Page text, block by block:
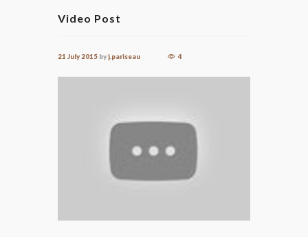
Video Post
21 July 2015 byj.pariseau 4